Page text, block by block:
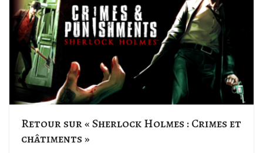
Retour sur « Sherlock Holmes : Crimes et
châtiments »